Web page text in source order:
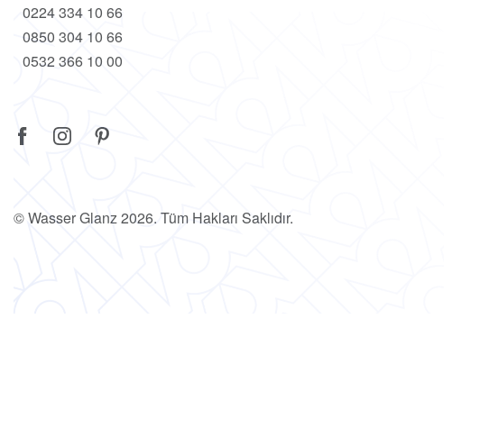
0224 334 10 66
0850 304 10 66
0532 366 10 00
© Wasser Glanz 2026. Tüm Hakları Saklıdır.